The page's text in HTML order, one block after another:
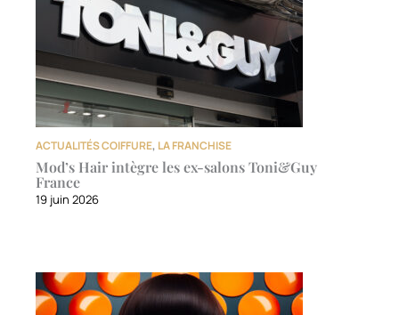
ACTUALITÉS COIFFURE, LA FRANCHISE
Mod’s Hair intègre les ex-salons Toni&Guy
France
19 juin 2026